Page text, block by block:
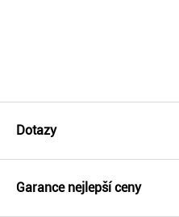
Dotazy
Garance nejlepší ceny